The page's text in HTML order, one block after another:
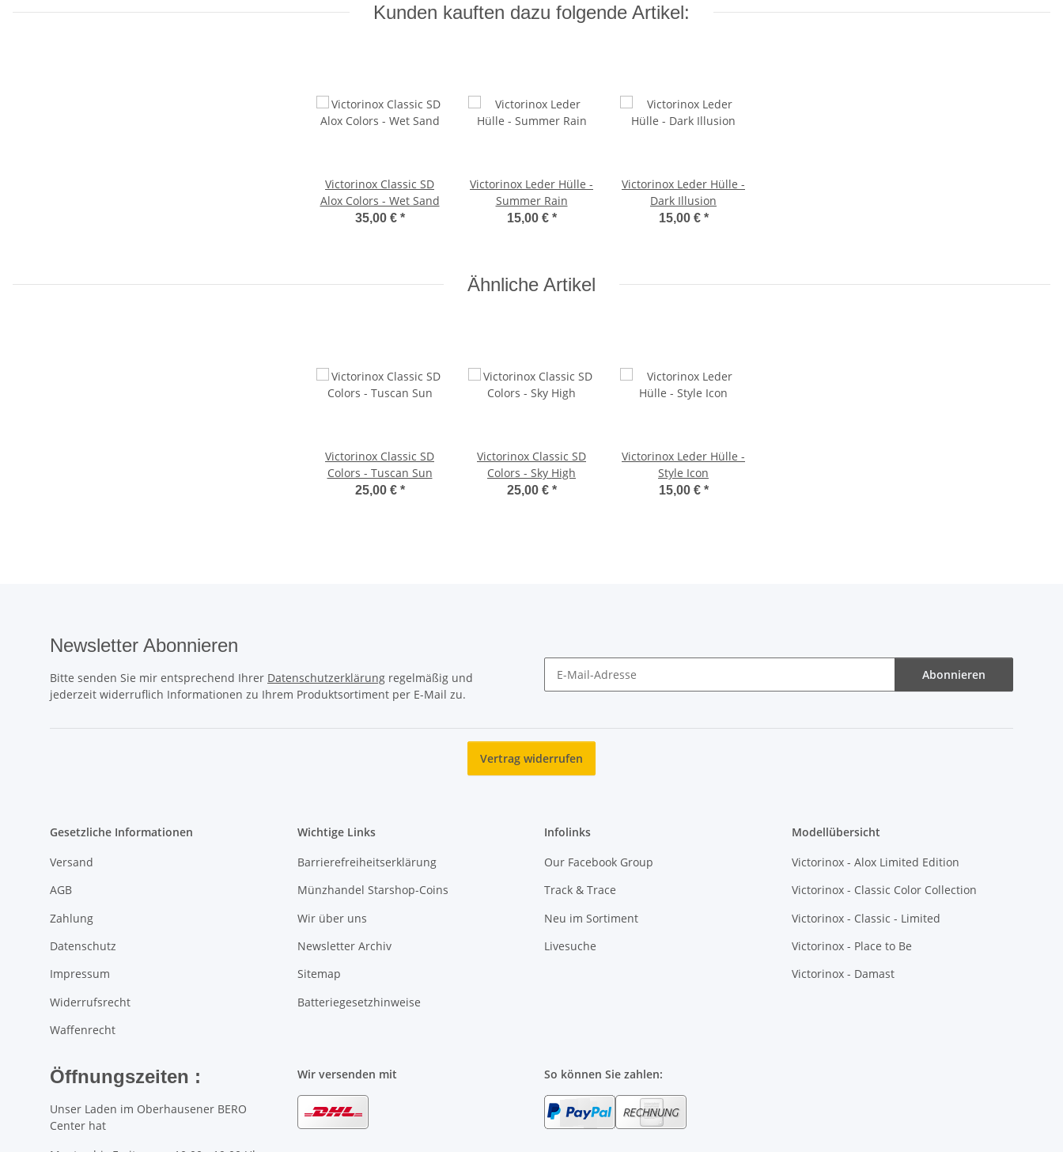
Kunden kauften dazu folgende Artikel:
Victorinox Classic SD
Alox Colors - Wet Sand
35,00 € *
Victorinox Leder Hülle -
Summer Rain
15,00 € *
Victorinox Leder Hülle -
Dark Illusion
15,00 € *
Ähnliche Artikel
Victorinox Classic SD
Colors - Tuscan Sun
25,00 € *
Victorinox Classic SD
Colors - Sky High
25,00 € *
Victorinox Leder Hülle -
Style Icon
15,00 € *
Newsletter Abonnieren
Bitte senden Sie mir entsprechend Ihrer Datenschutzerklärung regelmäßig und
jederzeit widerruflich Informationen zu Ihrem Produktsortiment per E-Mail zu.
Abonnieren
Vertrag widerrufen
Gesetzliche Informationen
Versand
AGB
Zahlung
Datenschutz
Impressum
Widerrufsrecht
Waffenrecht
Wichtige Links
Barrierefreiheitserklärung
Münzhandel Starshop-Coins
Wir über uns
Newsletter Archiv
Sitemap
Batteriegesetzhinweise
Infolinks
Our Facebook Group
Track & Trace
Neu im Sortiment
Livesuche
Modellübersicht
Victorinox - Alox Limited Edition
Victorinox - Classic Color Collection
Victorinox - Classic - Limited
Victorinox - Place to Be
Victorinox - Damast
Öffnungszeiten :
Unser Laden im Oberhausener BERO
Center hat
Wir versenden mit So können Sie zahlen: